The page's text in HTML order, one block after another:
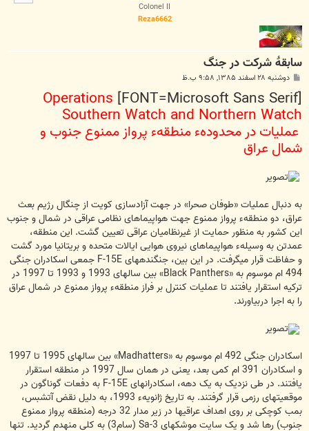
Colonel II
Reza6662
سابقۀ شرکت در جنگ
پ
ت
دوشنبه ۲۸ اسفند ۱۳۸۵, ۹:۵۸ ب.ظ
Operations
Southern Watch and Northern Watch
عملیات در محدودهء منطقهء پرواز ممنوع جنوب و
شمال عراق
به دنبال عملیات «طوفان صحرا» در جهت آزادسازی کویت از چنگال رژیم بعث
عراق، دو منطقهء پرواز ممنوع جهت هواپیماهای نظامی عراقی در شمال و جنوب
این کشور به منظور حمایت از غیرنظامیان عراقی تعیین گشت. این منطقه،
عمدتن به وسیلهء هواپیماهای نیروی هوایی ایالات متحده و بریتانیا مورد گشت
و حفاظت قرار می‏گرفت. در این بین، جنگنده‏های F-15E جمعی اسکادران جنگی
494 ام موسوم به «Black Panthers» بین سالهای 1993 و 1993 تا 1997 در
ترکیه استقرار یافتند تا عملیات کنترل بر فراز منطقهء پرواز ممنوع در شمال عراق
را به اجرا دربیاورند.
اسکادران جنگی 492 ام موسوم به «Madhatters» بین سالهای 1995 تا 1997
و اسکادران 391 ام کمی بعد، یعنی در همان سال 1997 در منطقه استقرار
یافتند. در طی نزدیک به یک دهه، اسکادرانهای F-15E به دفعات گوناگون در
موقعیتهای رزمی قرار گرفتند. به تاریخ ژانویهء 1993، به دلیل نقض آتش‏بس،
بمب کوچکی بر روی اهداف عراقی‏ها در زیر مدار 32 درجه (منطقه پرواز ممنوع
جنوب) رها شد و یک سایت موشکهای Sa-3 (سام3) به کلی منهدم گردید. تنها